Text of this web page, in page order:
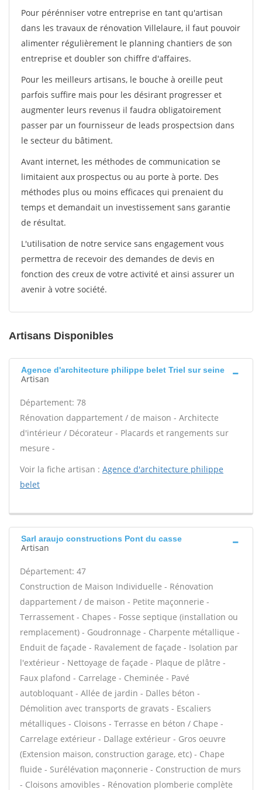
Pour pérénniser votre entreprise en tant qu'artisan
dans les travaux de rénovation Villelaure, il faut pouvoir
alimenter régulièrement le planning chantiers de son
entreprise et doubler son chiffre d'affaires.
Pour les meilleurs artisans, le bouche à oreille peut
parfois suffire mais pour les désirant progresser et
augmenter leurs revenus il faudra obligatoirement
passer par un fournisseur de leads prospectsion dans
le secteur du bâtiment.
Avant internet, les méthodes de communication se
limitaient aux prospectus ou au porte à porte. Des
méthodes plus ou moins efficaces qui prenaient du
temps et demandait un investissement sans garantie
de résultat.
L'utilisation de notre service sans engagement vous
permettra de recevoir des demandes de devis en
fonction des creux de votre activité et ainsi assurer un
avenir à votre société.
Artisans Disponibles
Agence d'architecture philippe belet Triel sur seine
Artisan
Département: 78
Rénovation dappartement / de maison - Architecte
d'intérieur / Décorateur - Placards et rangements sur
mesure -
Voir la fiche artisan : Agence d'architecture philippe
belet
Sarl araujo constructions Pont du casse
Artisan
Département: 47
Construction de Maison Individuelle - Rénovation
dappartement / de maison - Petite maçonnerie -
Terrassement - Chapes - Fosse septique (installation ou
remplacement) - Goudronnage - Charpente métallique -
Enduit de façade - Ravalement de façade - Isolation par
l'extérieur - Nettoyage de façade - Plaque de plâtre -
Faux plafond - Carrelage - Cheminée - Pavé
autobloquant - Allée de jardin - Dalles béton -
Démolition avec transports de gravats - Escaliers
métalliques - Cloisons - Terrasse en béton / Chape -
Carrelage extérieur - Dallage extérieur - Gros oeuvre
(Extension maison, construction garage, etc) - Chape
fluide - Surélévation maçonnerie - Construction de murs
- Cloisons amovibles - Rénovation plomberie complète